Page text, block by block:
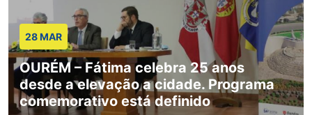
28 MAR
OURÉM – Fátima celebra 25 anos
desde a elevação a cidade. Programa
comemorativo está definido